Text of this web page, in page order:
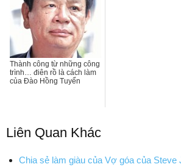
Thành công từ những công
trình… điên rồ là cách làm
của Ðào Hồng Tuyển
Liên Quan Khác
Chia sẻ làm giàu của Vợ góa của Steve